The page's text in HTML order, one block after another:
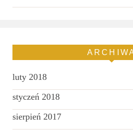
luty 2018
styczeń 2018
sierpień 2017